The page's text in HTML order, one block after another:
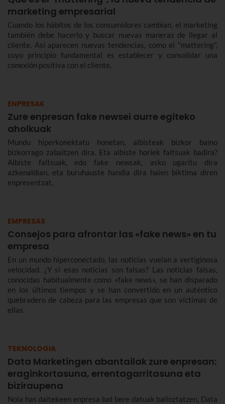
marketing empresarial
Cuando los hábitos de los consumidores cambian, el marketing
también debe hacerlo y buscar nuevas maneras de llegar al
cliente. Así aparecen nuevas tendencias, como el "mattering",
cuyo principio fundamental es establecer y consolidar una
conexión positiva con el cliente.
ENPRESAK
Zure enpresan fake newsei aurre egiteko
aholkuak
Mundu hiperkonektatu honetan, albisteak bizkor baino
bizkorrago zabaltzen dira. Eta albiste horiek faltsuak badira?
Albiste faltsuak, edo fake newsak, asko ugaritu dira
azkenaldian, eta buruhauste handia dira haien biktima diren
enpresentzat.
EMPRESAS
Consejos para afrontar las «fake news» en tu
empresa
En un mundo hiperconectado, las noticias vuelan a vertiginosa
velocidad. ¿Y si esas noticias son falsas? Las noticias falsas,
conocidas habitualmente como «fake news», se han disparado
en los últimos tiempos y se han convertido en un auténtico
quebradero de cabeza para las empresas que son víctimas de
ellas.
TEKNOLOGIA
Data Marketingen abantailak zure enpresan:
eraginkortasuna, errentagarritasuna eta
biziraupena
Nola has daitekeen enpresa bat bere datuak balioztatzen, Data